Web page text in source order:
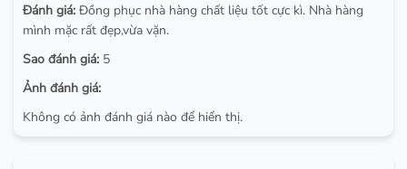
Đánh giá: Đồng phục nhà hàng chất liệu tốt cực kì. Nhà hàng
mình mặc rất đẹp,vừa vặn.
Sao đánh giá: 5
Ảnh đánh giá:
Không có ảnh đánh giá nào để hiển thị.